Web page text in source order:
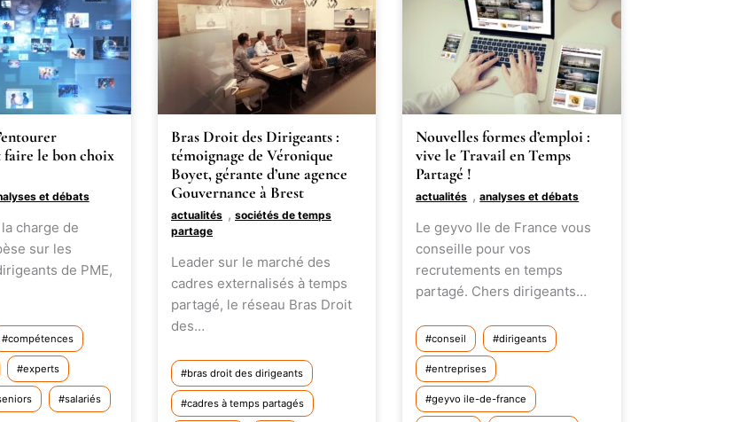
faire le bon choix
et débats
charge de
sur les
de PME,
compétences
experts
salariés
Bras Droit des Dirigeants :
témoignage de Véronique
Boyet, gérante d’une agence
Gouvernance à Brest
actualités , sociétés de temps
partage
Leader sur le marché des
cadres externalisés à temps
partagé, le réseau Bras Droit
des…
bras droit des dirigeants
cadres à temps partagés
Nouvelles formes d’emploi :
vive le Travail en Temps
Partagé !
actualités ,analyses et débats
Le geyvo Ile de France vous
conseille pour vos
recrutements en temps
partagé. Chers dirigeants…
conseil dirigeants
entreprises
geyvo ile-de-france